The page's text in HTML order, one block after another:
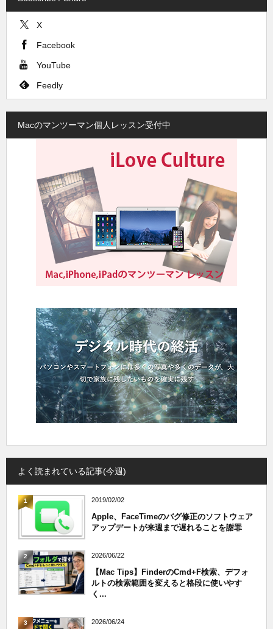
X
Facebook
YouTube
Feedly
Macのマンツーマン個人レッスン受付中
よく読まれている記事(今週)
1 2019/02/02
Apple、FaceTimeのバグ修正のソフトウェア
アップデートが来週まで遅れることを謝罪
2 2026/06/22
【Mac Tips】FinderのCmd+F検索、デフォ
ルトの検索範囲を変えると格段に使いやす
く...
3 2026/06/24